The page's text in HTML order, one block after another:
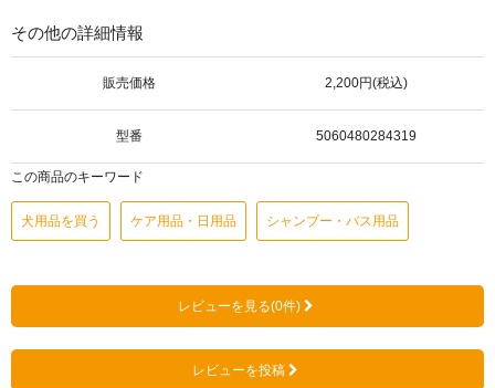
その他の詳細情報
販売価格 2,200円(税込)
型番 5060480284319
この商品のキーワード
犬用品を買う ケア用品・日用品 シャンプー・バス用品
レビューを見る(0件)
レビューを投稿